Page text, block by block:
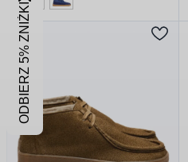
ODBIERZ 5% ZNIŻKI